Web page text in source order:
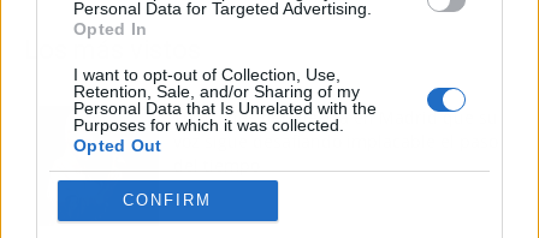
Personal Data for Targeted Advertising.
Opted In
I want to opt-out of Collection, Use,
Retention, Sale, and/or Sharing of my
Personal Data that Is Unrelated with the
Purposes for which it was collected.
Opted Out
CONFIRM
Tom Jones demuestra en Madrid que su
del tiempo